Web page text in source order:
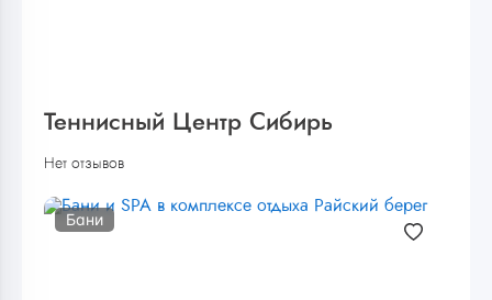
Теннисный Центр Сибирь
Нет отзывов
Бани